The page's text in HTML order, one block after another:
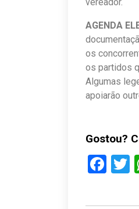
AGENDA
os
os partidos
Algumas
apoiarão
Gostou?